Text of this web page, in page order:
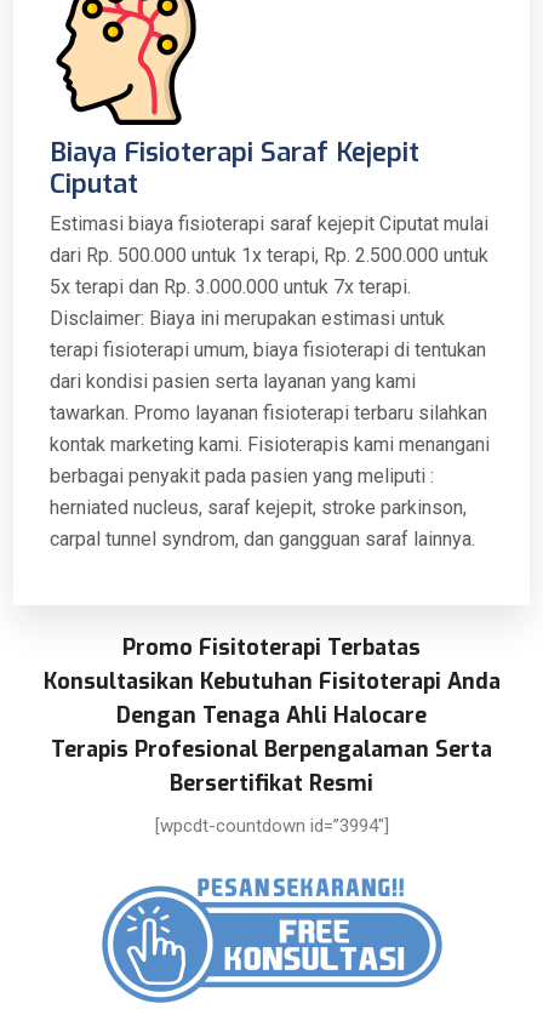
Biaya Fisioterapi Saraf Kejepit
Ciputat
Estimasi biaya fisioterapi saraf kejepit Ciputat mulai
dari Rp. 500.000 untuk 1x terapi, Rp. 2.500.000 untuk
5x terapi dan Rp. 3.000.000 untuk 7x terapi.
Disclaimer: Biaya ini merupakan estimasi untuk
terapi fisioterapi umum, biaya fisioterapi di tentukan
dari kondisi pasien serta layanan yang kami
tawarkan. Promo layanan fisioterapi terbaru silahkan
kontak marketing kami. Fisioterapis kami menangani
berbagai penyakit pada pasien yang meliputi :
herniated nucleus, saraf kejepit, stroke parkinson,
carpal tunnel syndrom, dan gangguan saraf lainnya.
Promo Fisitoterapi Terbatas
Konsultasikan Kebutuhan Fisitoterapi Anda
Dengan Tenaga Ahli Halocare
Terapis Profesional Berpengalaman Serta
Bersertifikat Resmi
[wpcdt-countdown id=”3994″]